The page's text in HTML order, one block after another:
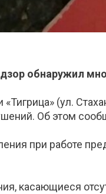
обнаружил
(ул.
Об этом
при работе
касающиеся